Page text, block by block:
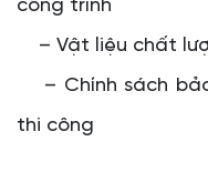
công trình
– Vật liệu chất
– Chính sách
thi công